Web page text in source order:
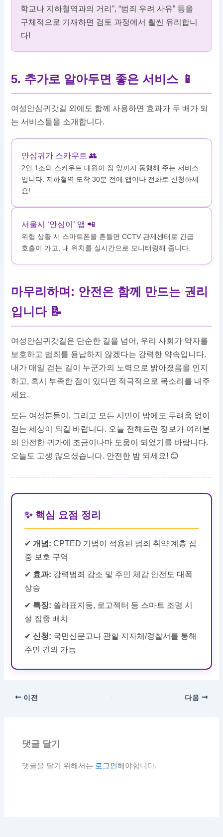
학교나 지하철역과의 거리”, “범죄 우려 사유” 등을
구체적으로 기재하면 검토 과정에서 훨씬 유리합니
다!
5. 추가로 알아두면 좋은 서비스 📱
여성안심귀갓길 외에도 함께 사용하면 효과가 두 배가 되
는 서비스들을 소개합니다.
안심귀가 스카우트 👥
2인 1조의 스카우트 대원이 집 앞까지 동행해 주는 서비스
입니다. 지하철역 도착 30분 전에 앱이나 전화로 신청하세
요!
서울시 ‘안심이’ 앱 📲
위험 상황 시 스마트폰을 흔들면 CCTV 관제센터로 긴급
호출이 가고, 내 위치를 실시간으로 모니터링해 줍니다.
마무리하며: 안전은 함께 만드는 권리
입니다 📝
여성안심귀갓길은 단순한 길을 넘어, 우리 사회가 약자를
보호하고 범죄를 용납하지 않겠다는 강력한 약속입니다.
내가 매일 걷는 길이 누군가의 노력으로 밝아졌음을 인지
하고, 혹시 부족한 점이 있다면 적극적으로 목소리를 내주
세요.
모든 여성분들이, 그리고 모든 시민이 밤에도 두려움 없이
걷는 세상이 되길 바랍니다. 오늘 전해드린 정보가 여러분
의 안전한 귀가에 조금이나마 도움이 되었기를 바랍니다.
오늘도 고생 많으셨습니다. 안전한 밤 되세요! 😊
✨ 핵심 요점 정리
✔개념: CPTED 기법이 적용된 범죄 취약 계층 집
중 보호 구역
✔ 효과: 강력범죄 감소 및 주민 체감 안전도 대폭
상승
✔ 특징: 쏠라표지등, 로고젝터 등 스마트 조명 시
설 집중 배치
✔신청: 국민신문고나 관할 지자체/경찰서를 통해
주민 건의 가능
이전 다음
댓글 달기
댓글을 달기 위해서는 로그인해야합니다.